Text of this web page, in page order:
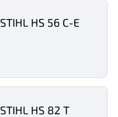
HS 56 C-E
HS 82 T